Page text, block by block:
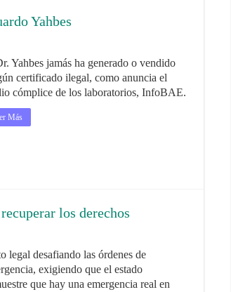
Yahbes
Yahbes jamás ha generado o vendido
certificado ilegal, como anuncia el
cómplice de los laboratorios, InfoBAE.
Más
los derechos
legal desafiando las órdenes de
exigiendo que el estado
que hay una emergencia real en